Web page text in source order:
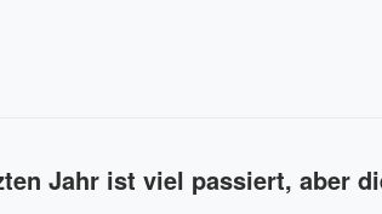
Jahr ist viel passiert, aber